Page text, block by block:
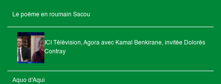
Le poème en roumain Sacou
ICI Télévision, Agora avec Kamal Benkirane, invitée Dolorès
Contray
Aquo d'Aqui